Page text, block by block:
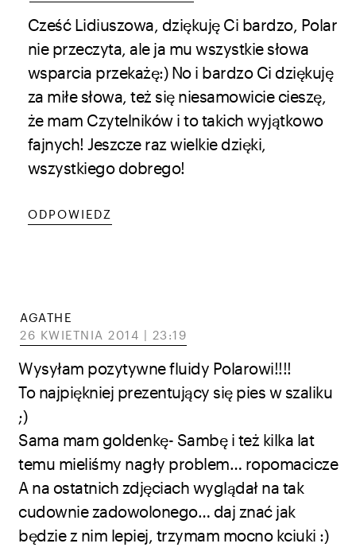
Cześć Lidiuszowa, dziękuję Ci bardzo, Polar
nie przeczyta, ale ja mu wszystkie słowa
wsparcia przekażę:) No i bardzo Ci dziękuję
za miłe słowa, też się niesamowicie cieszę,
że mam Czytelników i to takich wyjątkowo
fajnych! Jeszcze raz wielkie dzięki,
wszystkiego dobrego!
ODPOWIEDZ
AGATHE
26 KWIETNIA 2014 | 23:19
Wysyłam pozytywne fluidy Polarowi!!!!
To najpiękniej prezentujący się pies w szaliku
;)
Sama mam goldenkę- Sambę i też kilka lat
temu mieliśmy nagły problem… ropomacicze
A na ostatnich zdjęciach wyglądał na tak
cudownie zadowolonego… daj znać jak
będzie z nim lepiej, trzymam mocno kciuki :)